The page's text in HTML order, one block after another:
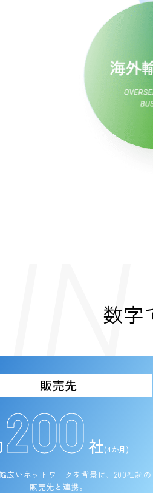
数字
販売先
200社(4か月)
広いネットワークを背景に、 200社超の
販売先と連携。